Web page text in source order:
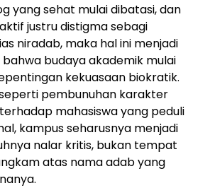
yang sehat mulai dibatasi, dan
justru distigma sebagi
niradab, maka hal ini menjadi
budaya akademik mulai
kekuasaan biokratik.
pembunuhan karakter
mahasiswa yang peduli
kampus seharusnya menjadi
nalar kritis, bukan tempat
atas nama adab yang